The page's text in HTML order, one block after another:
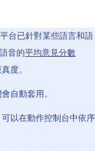
台已針對某些語言和語
音的平均意見分數
度。
自動套用。
以在動作控制台中依序